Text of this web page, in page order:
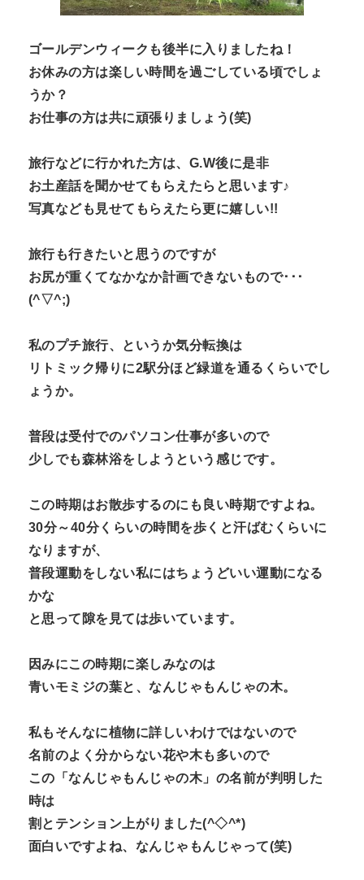
ゴールデンウィークも後半に入りましたね！
お休みの方は楽しい時間を過ごしている頃でしょ
うか？
お仕事の方は共に頑張りましょう(笑)
旅行などに行かれた方は、G.W後に是非
お土産話を聞かせてもらえたらと思います♪
写真なども見せてもらえたら更に嬉しい!!
旅行も行きたいと思うのですが
お尻が重くてなかなか計画できないもので･･･
(^▽^;)
私のプチ旅行、というか気分転換は
リトミック帰りに2駅分ほど緑道を通るくらいでし
ょうか。
普段は受付でのパソコン仕事が多いので
少しでも森林浴をしようという感じです。
この時期はお散歩するのにも良い時期ですよね。
30分～40分くらいの時間を歩くと汗ばむくらいに
なりますが、
普段運動をしない私にはちょうどいい運動になる
かな
と思って隙を見ては歩いています。
因みにこの時期に楽しみなのは
青いモミジの葉と、なんじゃもんじゃの木。
私もそんなに植物に詳しいわけではないので
名前のよく分からない花や木も多いので
この「なんじゃもんじゃの木」の名前が判明した
時は
割とテンション上がりました(^◇^*)
面白いですよね、なんじゃもんじゃって(笑)